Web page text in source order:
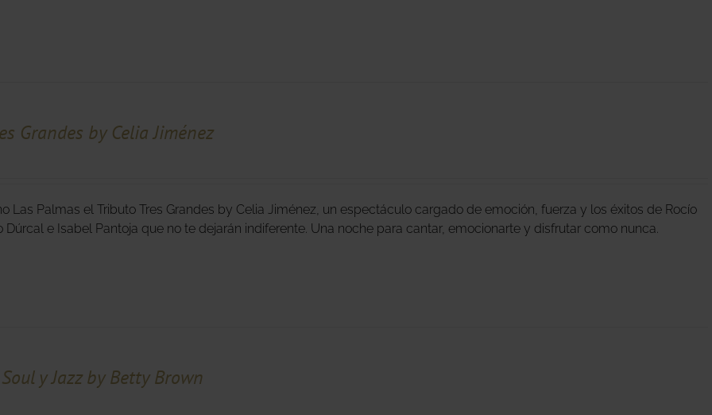
Grandes by Celia Jiménez
Las Palmas el Tributo Tres Grandes by Celia Jiménez, un espectáculo cargado de emoción, fuerza y los éxitos de Rocío
Dúrcal e Isabel Pantoja que no te dejarán indiferente. Una noche para cantar, emocionarte y disfrutar como nunca.
y Jazz by Betty Brown